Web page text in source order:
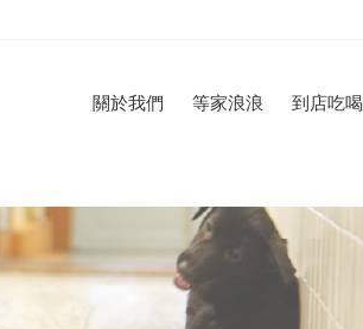
關於我們 等家浪浪 到店吃喝